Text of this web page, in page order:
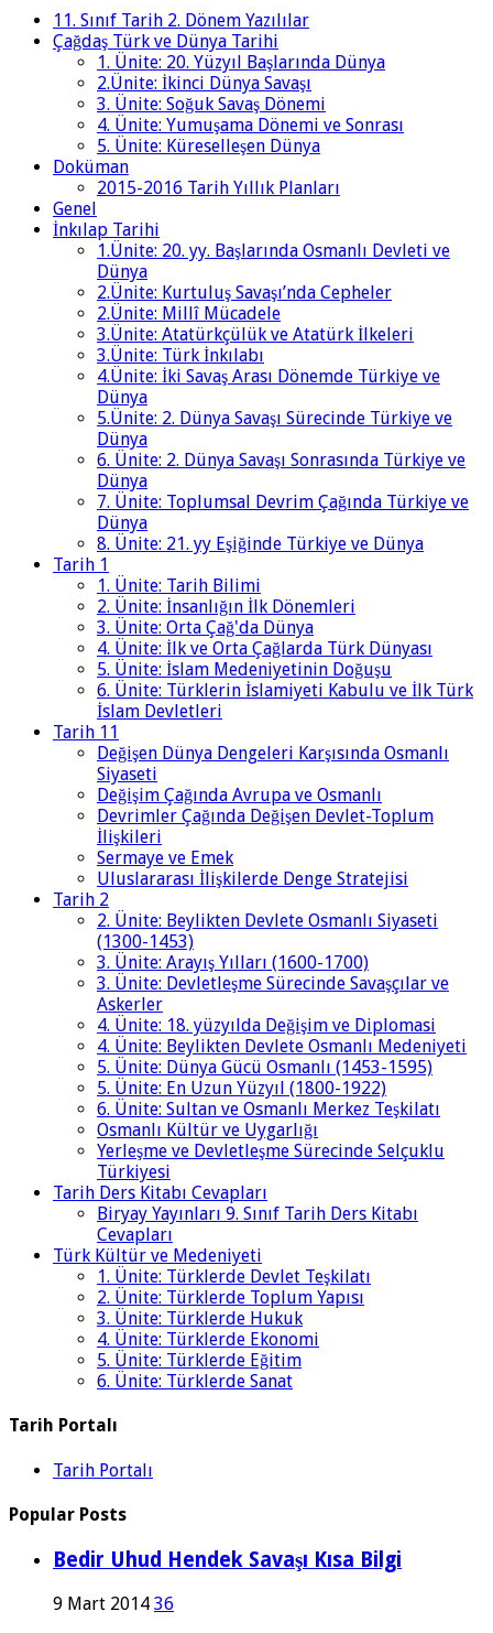
11. Sınıf Tarih 2. Dönem Yazılılar
Çağdaş Türk ve Dünya Tarihi
1. Ünite: 20. Yüzyıl Başlarında Dünya
2.Ünite: İkinci Dünya Savaşı
3. Ünite: Soğuk Savaş Dönemi
4. Ünite: Yumuşama Dönemi ve Sonrası
5. Ünite: Küreselleşen Dünya
Doküman
2015-2016 Tarih Yıllık Planları
Genel
İnkılap Tarihi
1.Ünite: 20. yy. Başlarında Osmanlı Devleti ve
Dünya
2.Ünite: Kurtuluş Savaşı’nda Cepheler
2.Ünite: Millî Mücadele
3.Ünite: Atatürkçülük ve Atatürk İlkeleri
3.Ünite: Türk İnkılabı
4.Ünite: İki Savaş Arası Dönemde Türkiye ve
Dünya
5.Ünite: 2. Dünya Savaşı Sürecinde Türkiye ve
Dünya
6. Ünite: 2. Dünya Savaşı Sonrasında Türkiye ve
Dünya
7. Ünite: Toplumsal Devrim Çağında Türkiye ve
Dünya
8. Ünite: 21. yy Eşiğinde Türkiye ve Dünya
Tarih 1
1. Ünite: Tarih Bilimi
2. Ünite: İnsanlığın İlk Dönemleri
3. Ünite: Orta Çağ'da Dünya
4. Ünite: İlk ve Orta Çağlarda Türk Dünyası
5. Ünite: İslam Medeniyetinin Doğuşu
6. Ünite: Türklerin İslamiyeti Kabulu ve İlk Türk
İslam Devletleri
Tarih 11
Değişen Dünya Dengeleri Karşısında Osmanlı
Siyaseti
Değişim Çağında Avrupa ve Osmanlı
Devrimler Çağında Değişen Devlet-Toplum
İlişkileri
Sermaye ve Emek
Uluslararası İlişkilerde Denge Stratejisi
Tarih 2
2. Ünite: Beylikten Devlete Osmanlı Siyaseti
(1300-1453)
3. Ünite: Arayış Yılları (1600-1700)
3. Ünite: Devletleşme Sürecinde Savaşçılar ve
Askerler
4. Ünite: 18. yüzyılda Değişim ve Diplomasi
4. Ünite: Beylikten Devlete Osmanlı Medeniyeti
5. Ünite: Dünya Gücü Osmanlı (1453-1595)
5. Ünite: En Uzun Yüzyıl (1800-1922)
6. Ünite: Sultan ve Osmanlı Merkez Teşkilatı
Osmanlı Kültür ve Uygarlığı
Yerleşme ve Devletleşme Sürecinde Selçuklu
Türkiyesi
Tarih Ders Kitabı Cevapları
Biryay Yayınları 9. Sınıf Tarih Ders Kitabı
Cevapları
Türk Kültür ve Medeniyeti
1. Ünite: Türklerde Devlet Teşkilatı
2. Ünite: Türklerde Toplum Yapısı
3. Ünite: Türklerde Hukuk
4. Ünite: Türklerde Ekonomi
5. Ünite: Türklerde Eğitim
6. Ünite: Türklerde Sanat
Tarih Portalı
Tarih Portalı
Popular Posts
Bedir Uhud Hendek Savaşı Kısa Bilgi
9 Mart 2014 36